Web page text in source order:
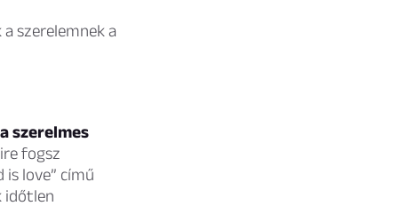
szerelemnek a
szerelmes
fogsz
love” című
időtlen